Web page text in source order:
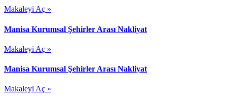
Makaleyi Aç »
Manisa Kurumsal Şehirler Arası Nakliyat
Makaleyi Aç »
Manisa Kurumsal Şehirler Arası Nakliyat
Makaleyi Aç »